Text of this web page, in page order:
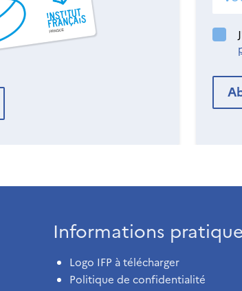
Informations
Logo IFP à télécharger
Politique de confidentialité